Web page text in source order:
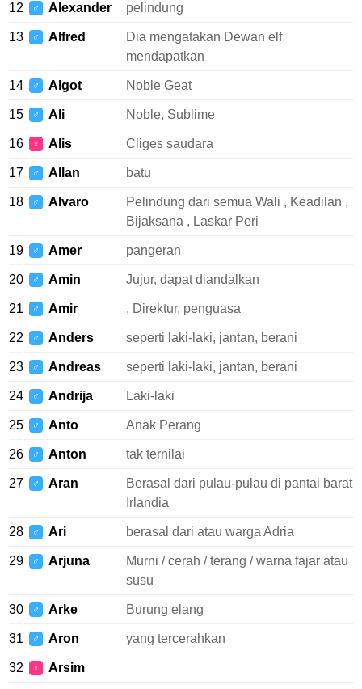
12 ♂ Alexander pelindung
13 ♂ Alfred
Dia mengatakan Dewan elf
mendapatkan
14 ♂ Algot Noble Geat
15 ♂ Ali Noble, Sublime
16 ♀ Alis Cliges saudara
17 ♂ Allan batu
18 ♂ Alvaro
Pelindung dari semua Wali , Keadilan ,
Bijaksana , Laskar Peri
19 ♂ Amer pangeran
20 ♂ Amin Jujur, dapat diandalkan
21 ♂ Amir , Direktur, penguasa
22 ♂ Anders seperti laki-laki, jantan, berani
23 ♂ Andreas seperti laki-laki, jantan, berani
24 ♂ Andrija Laki-laki
25 ♂ Anto Anak Perang
26 ♂ Anton tak ternilai
27 ♂ Aran
Berasal dari pulau-pulau di pantai barat
Irlandia
28 ♂ Ari berasal dari atau warga Adria
29 ♂ Arjuna
Murni / cerah / terang / warna fajar atau
susu
30 ♂ Arke Burung elang
31 ♂ Aron yang tercerahkan
32 ♀ Arsim